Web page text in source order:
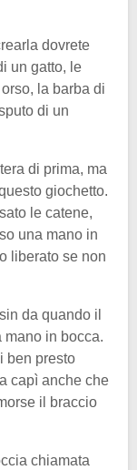
dovrete
un gatto, le
la barba di
di un
di prima, ma
giochetto.
le catene,
una mano in
liberato se non
da quando il
mano in bocca.
ben presto
capì anche che
il braccio
chiamata